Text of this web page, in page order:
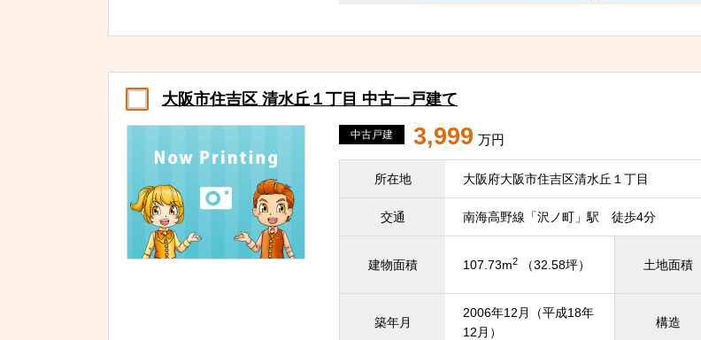
大阪市住吉区 清水丘１丁目 中古一戸建て
中古戸建 3,999 万円
所在地 大阪府大阪市住吉区清水丘１丁目
交通 南海高野線「沢ノ町」駅 徒歩4分
建物面積 107.73m2 （32.58坪） 土地面積
築年月
2006年12月（平成18年
12月）
構造